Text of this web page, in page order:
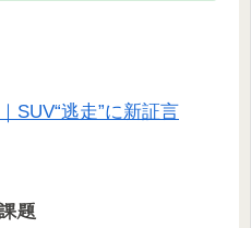
SUV“逃走”に新証言
題